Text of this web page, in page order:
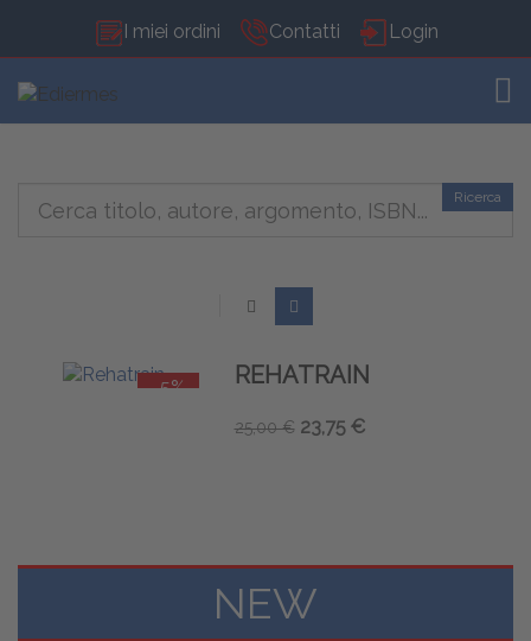
I miei ordini Contatti Login
Ricerca
-5% REHATRAIN
25,00 € 23,75 €
NEW